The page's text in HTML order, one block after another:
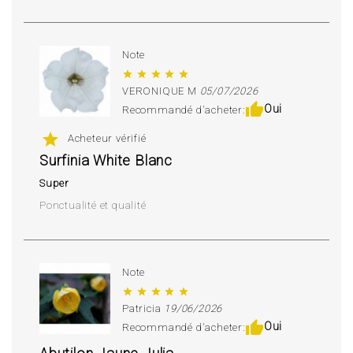
Note
star star star star star
VERONIQUE M 05/07/2026
Recommandé d'acheter:thumb_upOui
star Acheteur vérifié
Surfinia White Blanc
Super
Ponctualité et qualité
Note
star star star star star
Patricia 19/06/2026
Recommandé d'acheter:thumb_upOui